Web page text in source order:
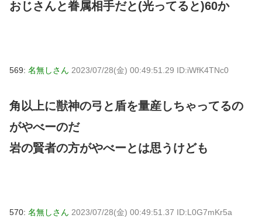
おじさんと眷属相手だと(光ってると)60か
569: 名無しさん 2023/07/28(金) 00:49:51.29 ID:iWfK4TNc0
角以上に獣神の弓と盾を量産しちゃってるの
がやべーのだ
岩の賢者の方がやべーとは思うけども
570: 名無しさん 2023/07/28(金) 00:49:51.37 ID:L0G7mKr5a